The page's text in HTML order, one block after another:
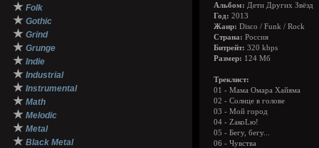
★ Folk
★ Gothic
★ Grind
★ Grunge
★ Indie
★ Industrial
★ Instrumental
★ Math
★ Melodic
★ Metal
★ Black Metal
Альбом: Дети Других Звёзд
Год: 2013
Жанр: Disco / Funk / Rock
Страна: Россия
Битрейт: 320 kbps
Размер: 124 Мб
Треклист:
01 - Мама Омара Хайяма
02 - Солнце в голове
03 - Мой город
04 - ZакоLю!
05 - Бегу, бегу...
06 - Чувства